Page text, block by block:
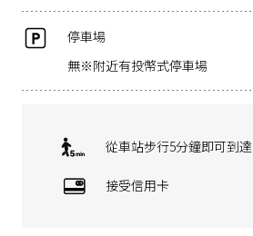
停車場
無※附近有投幣式停車場
從車站步行5分鐘即可到達
接受信用卡